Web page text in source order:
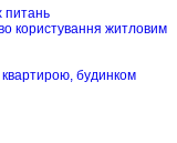
питань
користування житловим
будинком